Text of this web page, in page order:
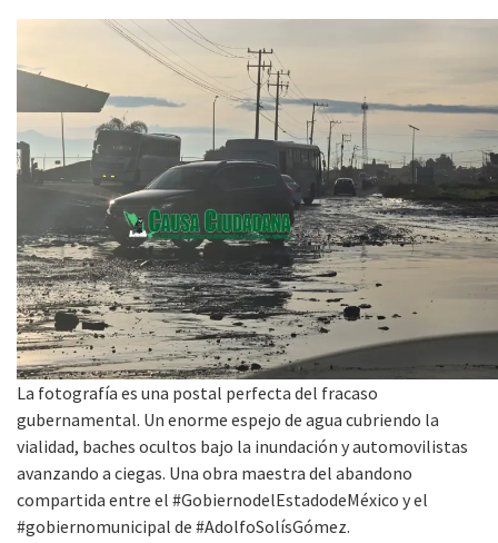
La fotografía es una postal perfecta del fracaso
gubernamental. Un enorme espejo de agua cubriendo la
vialidad, baches ocultos bajo la inundación y automovilistas
avanzando a ciegas. Una obra maestra del abandono
compartida entre el #GobiernodelEstadodeMéxico y el
#gobiernomunicipal de #AdolfoSolísGómez.